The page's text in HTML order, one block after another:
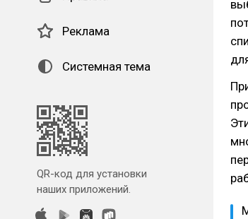
Реклама
Системная тема
QR-код для установки
наших приложений.